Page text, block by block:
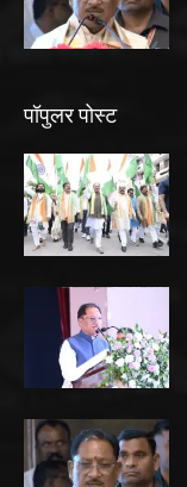
पॉपुलर पोस्ट